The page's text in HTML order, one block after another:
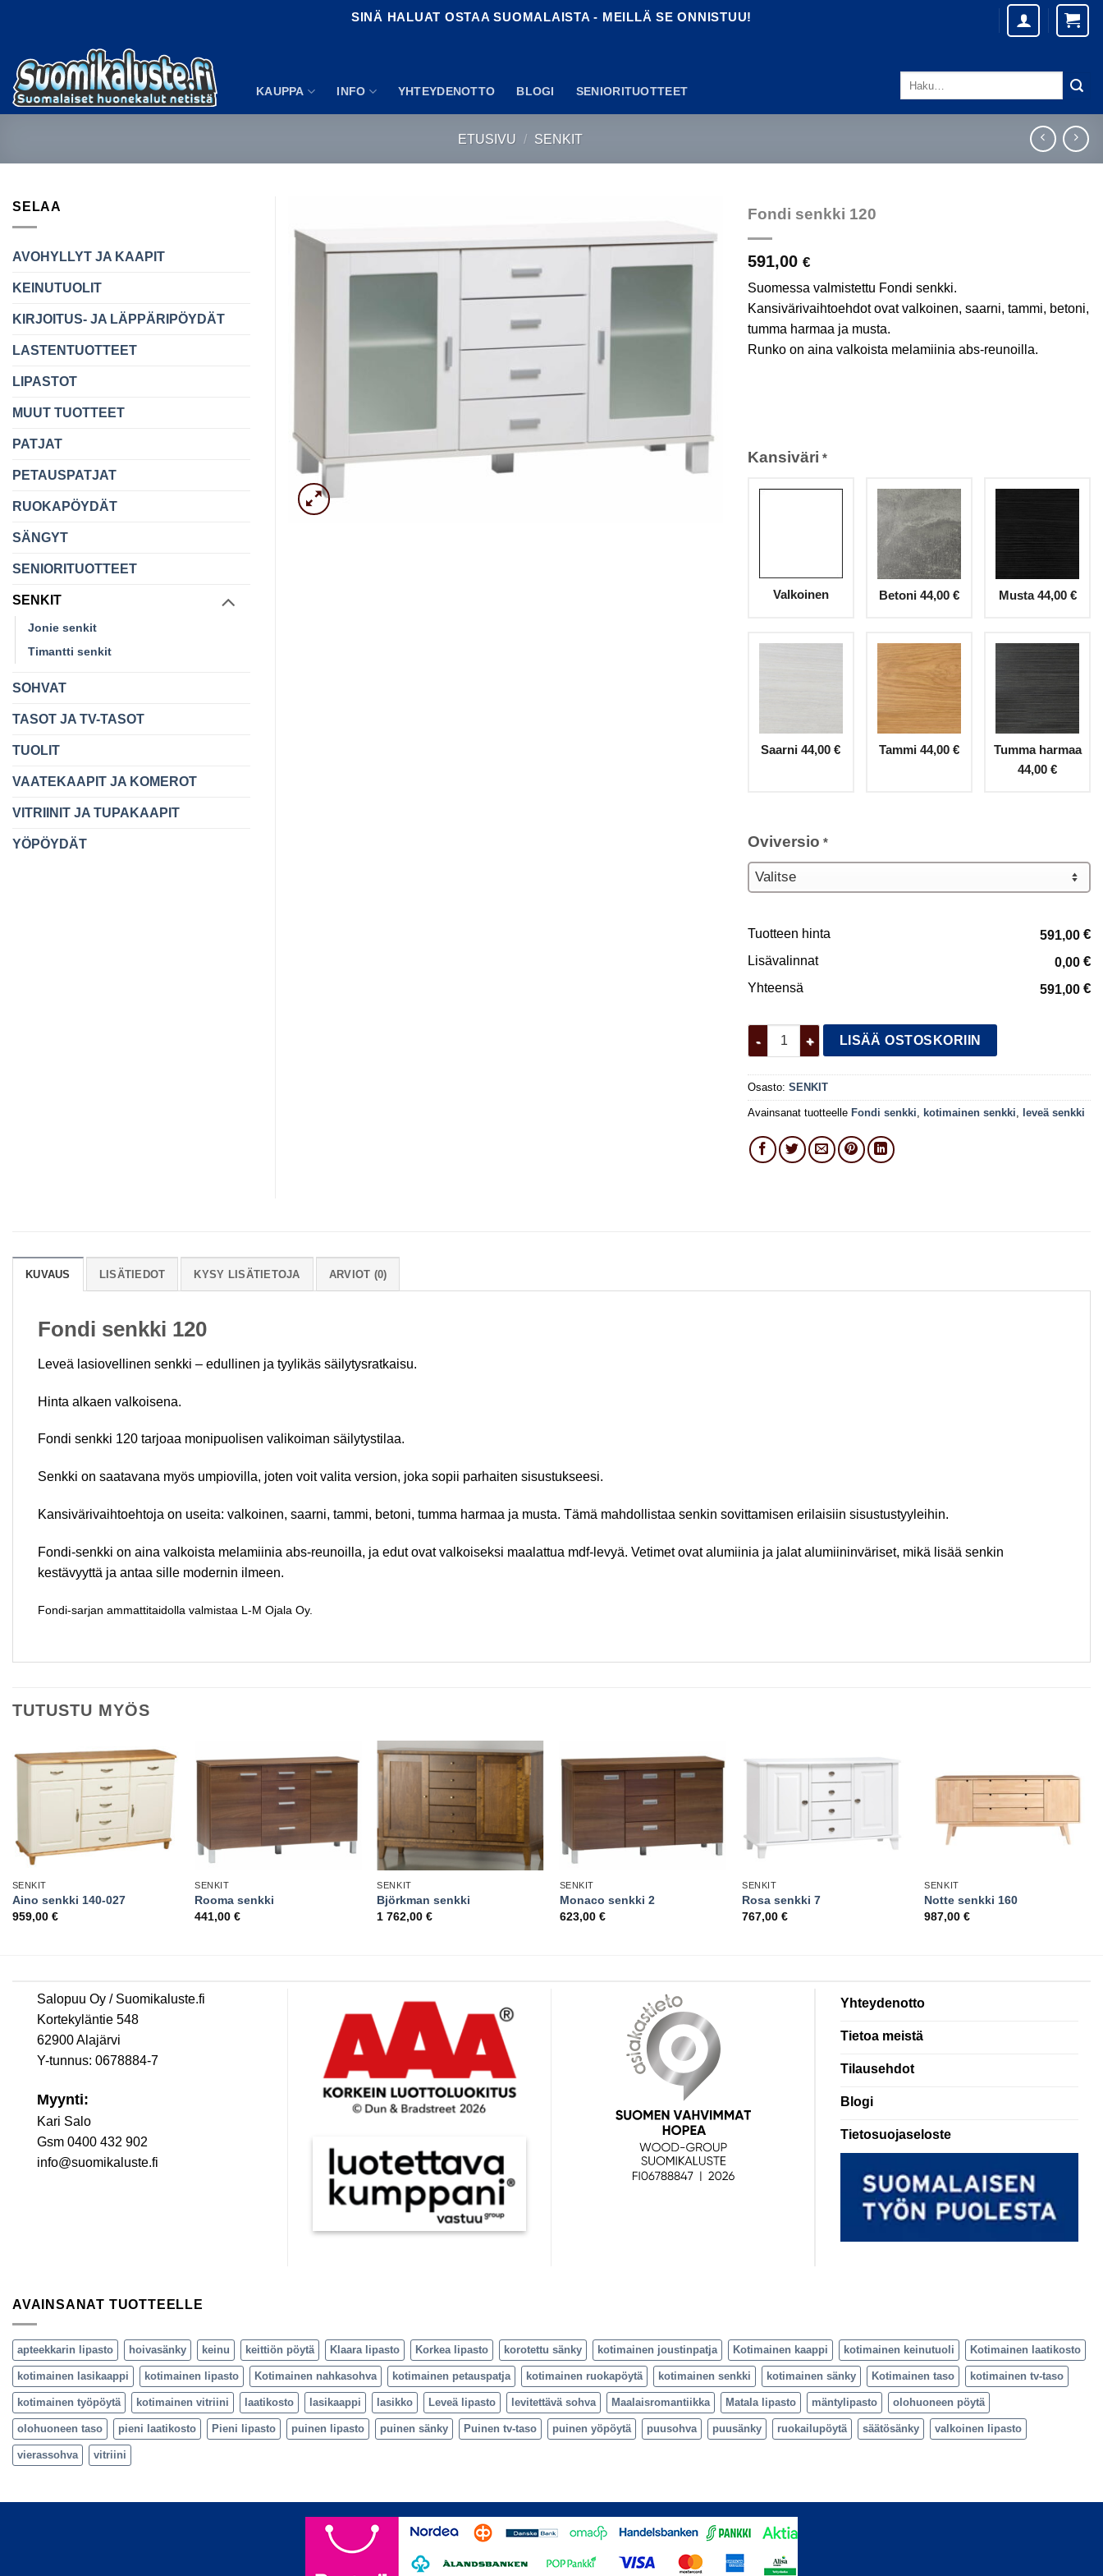
SINÄ HALUAT OSTAA SUOMALAISTA - MEILLÄ SE ONNISTUU!
KAUPPA INFO YHTEYDENOTTO BLOGI SENIORITUOTTEET
ETUSIVU / SENKIT
Fondi senkki 120
591,00 €
Suomessa valmistettu Fondi senkki.
Kansivärivaihtoehdot ovat valkoinen, saarni, tammi, betoni,
tumma harmaa ja musta.
Runko on aina valkoista melamiinia abs-reunoilla.
Kansiväri *
Valkoinen Betoni 44,00 € Musta 44,00 €
Saarni 44,00 € Tammi 44,00 €
Tumma harmaa
44,00 €
Oviversio *
Tuotteen hinta 591,00 €
Lisävalinnat 0,00 €
Yhteensä 591,00 €
Fondi senkki 120 määrä
LISÄÄ OSTOSKORIIN
Osasto: SENKIT
Avainsanat tuotteelle Fondi senkki kotimainen senkki leveä senkki
SELAA
AVOHYLLYT JA KAAPIT
KEINUTUOLIT
KIRJOITUS- JA LÄPPÄRIPÖYDÄT
LASTENTUOTTEET
LIPASTOT
MUUT TUOTTEET
PATJAT
PETAUSPATJAT
RUOKAPÖYDÄT
SÄNGYT
SENIORITUOTTEET
SENKIT
Jonie senkit
Timantti senkit
SOHVAT
TASOT JA TV-TASOT
TUOLIT
VAATEKAAPIT JA KOMEROT
VITRIINIT JA TUPAKAAPIT
YÖPÖYDÄT
KUVAUS LISÄTIEDOT KYSY LISÄTIETOJA ARVIOT (0)
Fondi senkki 120
Leveä lasiovellinen senkki – edullinen ja tyylikäs säilytysratkaisu.
Hinta alkaen valkoisena.
Fondi senkki 120 tarjoaa monipuolisen valikoiman säilytystilaa.
Senkki on saatavana myös umpiovilla, joten voit valita version, joka sopii parhaiten sisustukseesi.
Kansivärivaihtoehtoja on useita: valkoinen, saarni, tammi, betoni, tumma harmaa ja musta. Tämä mahdollistaa senkin sovittamisen erilaisiin sisustustyyleihin.
Fondi-senkki on aina valkoista melamiinia abs-reunoilla, ja edut ovat valkoiseksi maalattua mdf-levyä. Vetimet ovat alumiinia ja jalat alumiininväriset, mikä lisää senkin
kestävyyttä ja antaa sille modernin ilmeen.
Fondi-sarjan ammattitaidolla valmistaa L-M Ojala Oy.
TUTUSTU MYÖS
SENKIT
Aino senkki 140-027
959,00 €
SENKIT
Rooma senkki
441,00€
SENKIT
Björkman senkki
1 762,00€
SENKIT
Monaco senkki 2
623,00 €
SENKIT
Rosa senkki 7
767,00€
SENKIT
Notte senkki 160
987,00€
Salopuu Oy / Suomikaluste.fi
Kortekyläntie 548
62900 Alajärvi
Y-tunnus: 0678884-7
Myynti:
Kari Salo
Gsm 0400 432 902
info@suomikaluste.fi
Yhteydenotto
Tietoa meistä
Tilausehdot
Blogi
Tietosuojaseloste
AVAINSANAT TUOTTEELLE
apteekkarin lipasto hoivasänky keinu keittiön pöytä Klaara lipasto Korkea lipasto korotettu sänky kotimainen joustinpatja Kotimainen kaappi kotimainen keinutuoli Kotimainen laatikosto
kotimainen lasikaappi kotimainen lipasto Kotimainen nahkasohva kotimainen petauspatja kotimainen ruokapöytä kotimainen senkki kotimainen sänky Kotimainen taso kotimainen tv-taso
kotimainen työpöytä kotimainen vitriini laatikosto lasikaappi lasikko Leveä lipasto levitettävä sohva Maalaisromantiikka Matala lipasto mäntylipasto olohuoneen pöytä
olohuoneen taso pieni laatikosto Pieni lipasto puinen lipasto puinen sänky Puinen tv-taso puinen yöpöytä puusohva puusänky ruokailupöytä säätösänky valkoinen lipasto
vierassohva vitriini